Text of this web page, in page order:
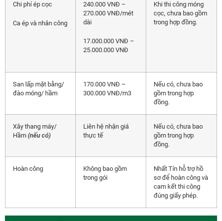
Chi phí ép cọc
Ca ép và nhân công
240.000 VNĐ –
270.000 VNĐ/mét
dài
17.000.000 VNĐ –
25.000.000 VNĐ
Khi thi công móng
cọc, chưa bao gồm
trong hợp đồng.
San lấp mặt bằng/
đào móng/ hầm
170.000 VNĐ –
300.000 VNĐ/m3
Nếu có, chưa bao
gồm trong hợp
đồng.
Xây thang máy/
Hầm (nếu có)
Liên hệ nhận giá
thực tế
Nếu có, chưa bao
gồm trong hợp
đồng.
Hoàn công
Không bao gồm
trong gói
Nhất Tín hỗ trợ hồ
sơ để hoàn công và
cam kết thi công
đúng giấy phép.